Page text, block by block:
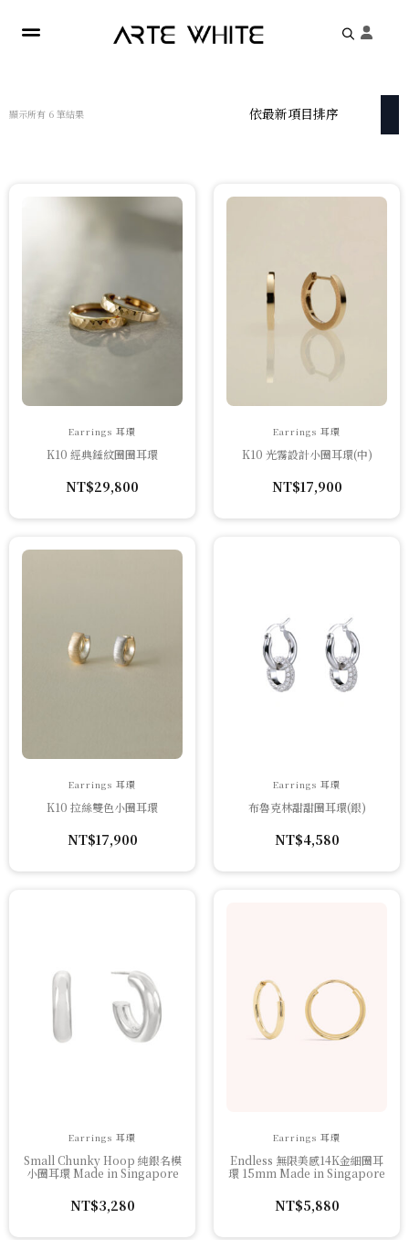
顯示所有 6 筆結果依
Earrings 耳環
K10 經典錘紋圈圈耳環
NT$29,800
Earrings 耳環
K10 光霧設計小圈耳環(中)
NT$17,900
Earrings 耳環
K10 拉絲雙色小圈耳環
NT$17,900
Earrings 耳環
布魯克林甜甜圈耳環(銀)
NT$4,580
Earrings 耳環
Small Chunky Hoop 純銀名模
小圈耳環 Made in Singapore
NT$3,280
Earrings 耳環
Endless 無限美感14K金細圈耳
環 15mm Made in Singapore
NT$5,880